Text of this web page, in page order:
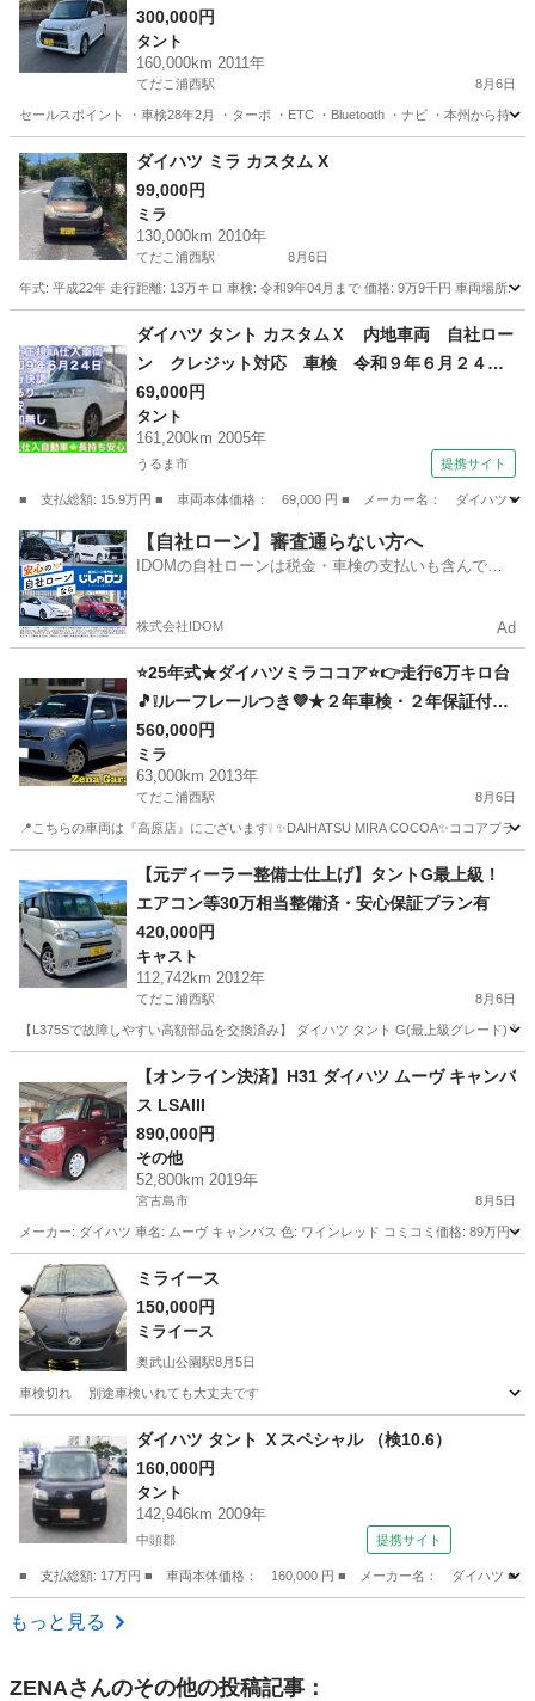
300,000円
タント
160,000km 2011年
てだこ浦西駅 8月6日
セールスポイント ・車検28年2月 ・ターボ ・ETC ・Bluetooth ・ナビ ・本州から持っ
沖縄 うるま市 てだこ浦西駅 タント
ダイハツ ミラ カスタム X
99,000円
ミラ
130,000km 2010年
てだこ浦西駅 8月6日
年式: 平成22年 走行距離: 13万キロ 車検: 令和9年04月まで 価格: 9万9千円 車両場所: 沖
てだこ浦西駅 ミラ 車両
ダイハツ タント カスタムＸ 内地車両 自社ロー
ン クレジット対応 車検 令和９年６月２４
日 車検 （検9.6）
69,000円
タント
161,200km 2005年
うるま市 提携サイト
■ 支払総額: 15.9万円 ■ 車両本体価格： 69,000 円 ■ メーカー名： ダイハツ
沖縄 うるま市 タント
【自社ローン】審査通らない方へ
IDOMの自社ローンは税金・車検の支払いも含んでい
株式会社IDOM Ad
⭐25年式★ダイハツミラココア⭐👉走行6万キロ台
🎵❕ルーフレールつき💜★２年車検・２年保証付
き！下取り可能！
560,000円
ミラ
63,000km 2013年
てだこ浦西駅 8月6日
📍こちらの車両は『高原店』にございます❕ ✨DAIHATSU MIRA COCOA✨ココアプ
てだこ浦西駅 ミラ ルーフレール
⁠【元ディーラー整備士仕上げ】タントG最上級！
エアコン等30万相当整備済・安心保証プラン有⁠
420,000円
キャスト
112,742km 2012年
てだこ浦西駅 8月6日
【L375Sで故障しやすい高額部品を交換済み】 ダイハツ タント G(最上級グレード)
てだこ浦西駅 キャスト
【オンライン決済】H31 ダイハツ ムーヴ キャンバ
ス LSAIII
890,000円
その他
52,800km 2019年
宮古島市 8月5日
メーカー: ダイハツ 車名: ムーヴ キャンバス 色: ワインレッド コミコミ価格: 89万円
沖縄 宮古島市 その他
ミライース
150,000円
ミライース
奥武山公園駅8月5日
車検切れ 別途車検いれても大丈夫です
奥武山公園駅 ミライース
ダイハツ タント Ｘスペシャル （検10.6）
160,000円
タント
142,946km 2009年
中頭郡 提携サイト
■ 支払総額: 17万円 ■ 車両本体価格： 160,000 円 ■ メーカー名： ダイハツ
沖縄 中頭郡
もっと見る
ZENAさんのその他の投稿記事：